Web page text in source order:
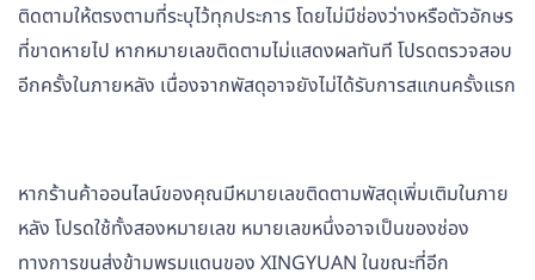
ติดตามให้ตรงตามที่ระบุไว้ทุกประการ โดยไม่มีช่องว่างหรือตัวอักษร
ที่ขาดหายไป หากหมายเลขติดตามไม่แสดงผลทันที โปรดตรวจสอบ
อีกครั้งในภายหลัง เนื่องจากพัสดุอาจยังไม่ได้รับการสแกนครั้งแรก
หากร้านค้าออนไลน์ของคุณมีหมายเลขติดตามพัสดุเพิ่มเติมในภาย
หลัง โปรดใช้ทั้งสองหมายเลข หมายเลขหนึ่งอาจเป็นของช่อง
ทางการขนส่งข้ามพรมแดนของ XINGYUAN ในขณะที่อีก